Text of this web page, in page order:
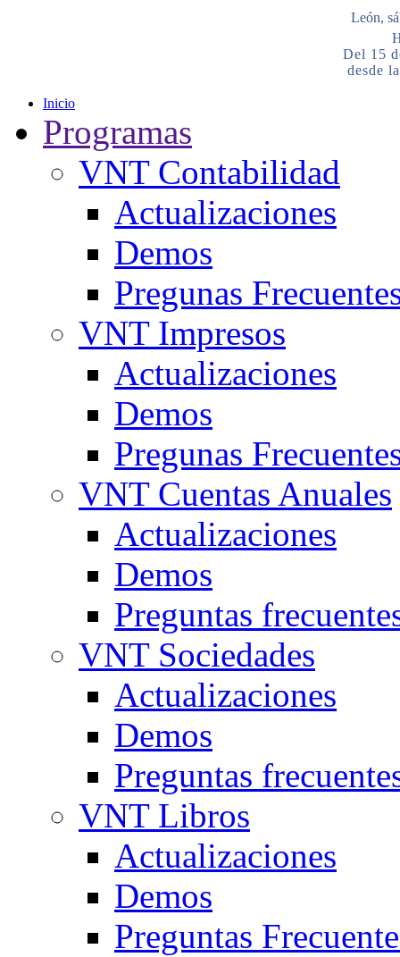
León,
Del 15
desde
Inicio
Programas
VNT Contabilidad
Actualizaciones
Demos
Pregunas
VNT Impresos
Actualizaciones
Demos
Pregunas
VNT Cuentas Anuales
Actualizaciones
Demos
Preguntas
VNT Sociedades
Actualizaciones
Demos
Preguntas
VNT Libros
Actualizaciones
Demos
Preguntas